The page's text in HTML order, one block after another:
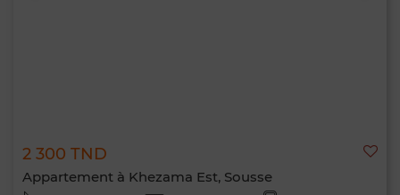
2 300 TND
Appartement à Khezama Est, Sousse